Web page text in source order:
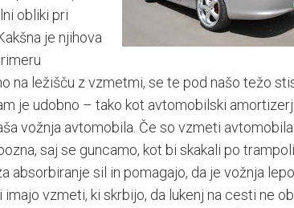
obliki pri
je njihova
na ležišču z vzmetmi, se te pod našo težo
je udobno – tako kot avtomobilski
vožnja avtomobila. Če so vzmeti
saj se guncamo, kot bi skakali po
absorbiranje sil in pomagajo, da je vožnja lepo
vzmeti, ki skrbijo, da lukenj na cesti ne